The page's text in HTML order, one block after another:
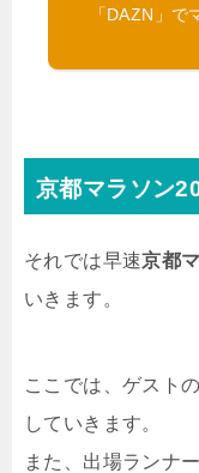
「DAZN」
京都マラソン
それでは早速京都
いきます。
ここでは、ゲスト
していきます。
また、出場ランナ